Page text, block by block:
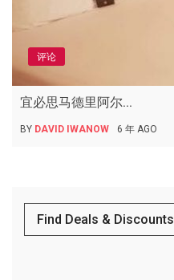
评论
宜必思马德里阿尔...
BY DAVID IWANOW 6 年 AGO
Find Deals & Discounts